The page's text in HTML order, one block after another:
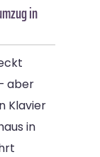
in
aber
Klavier
in